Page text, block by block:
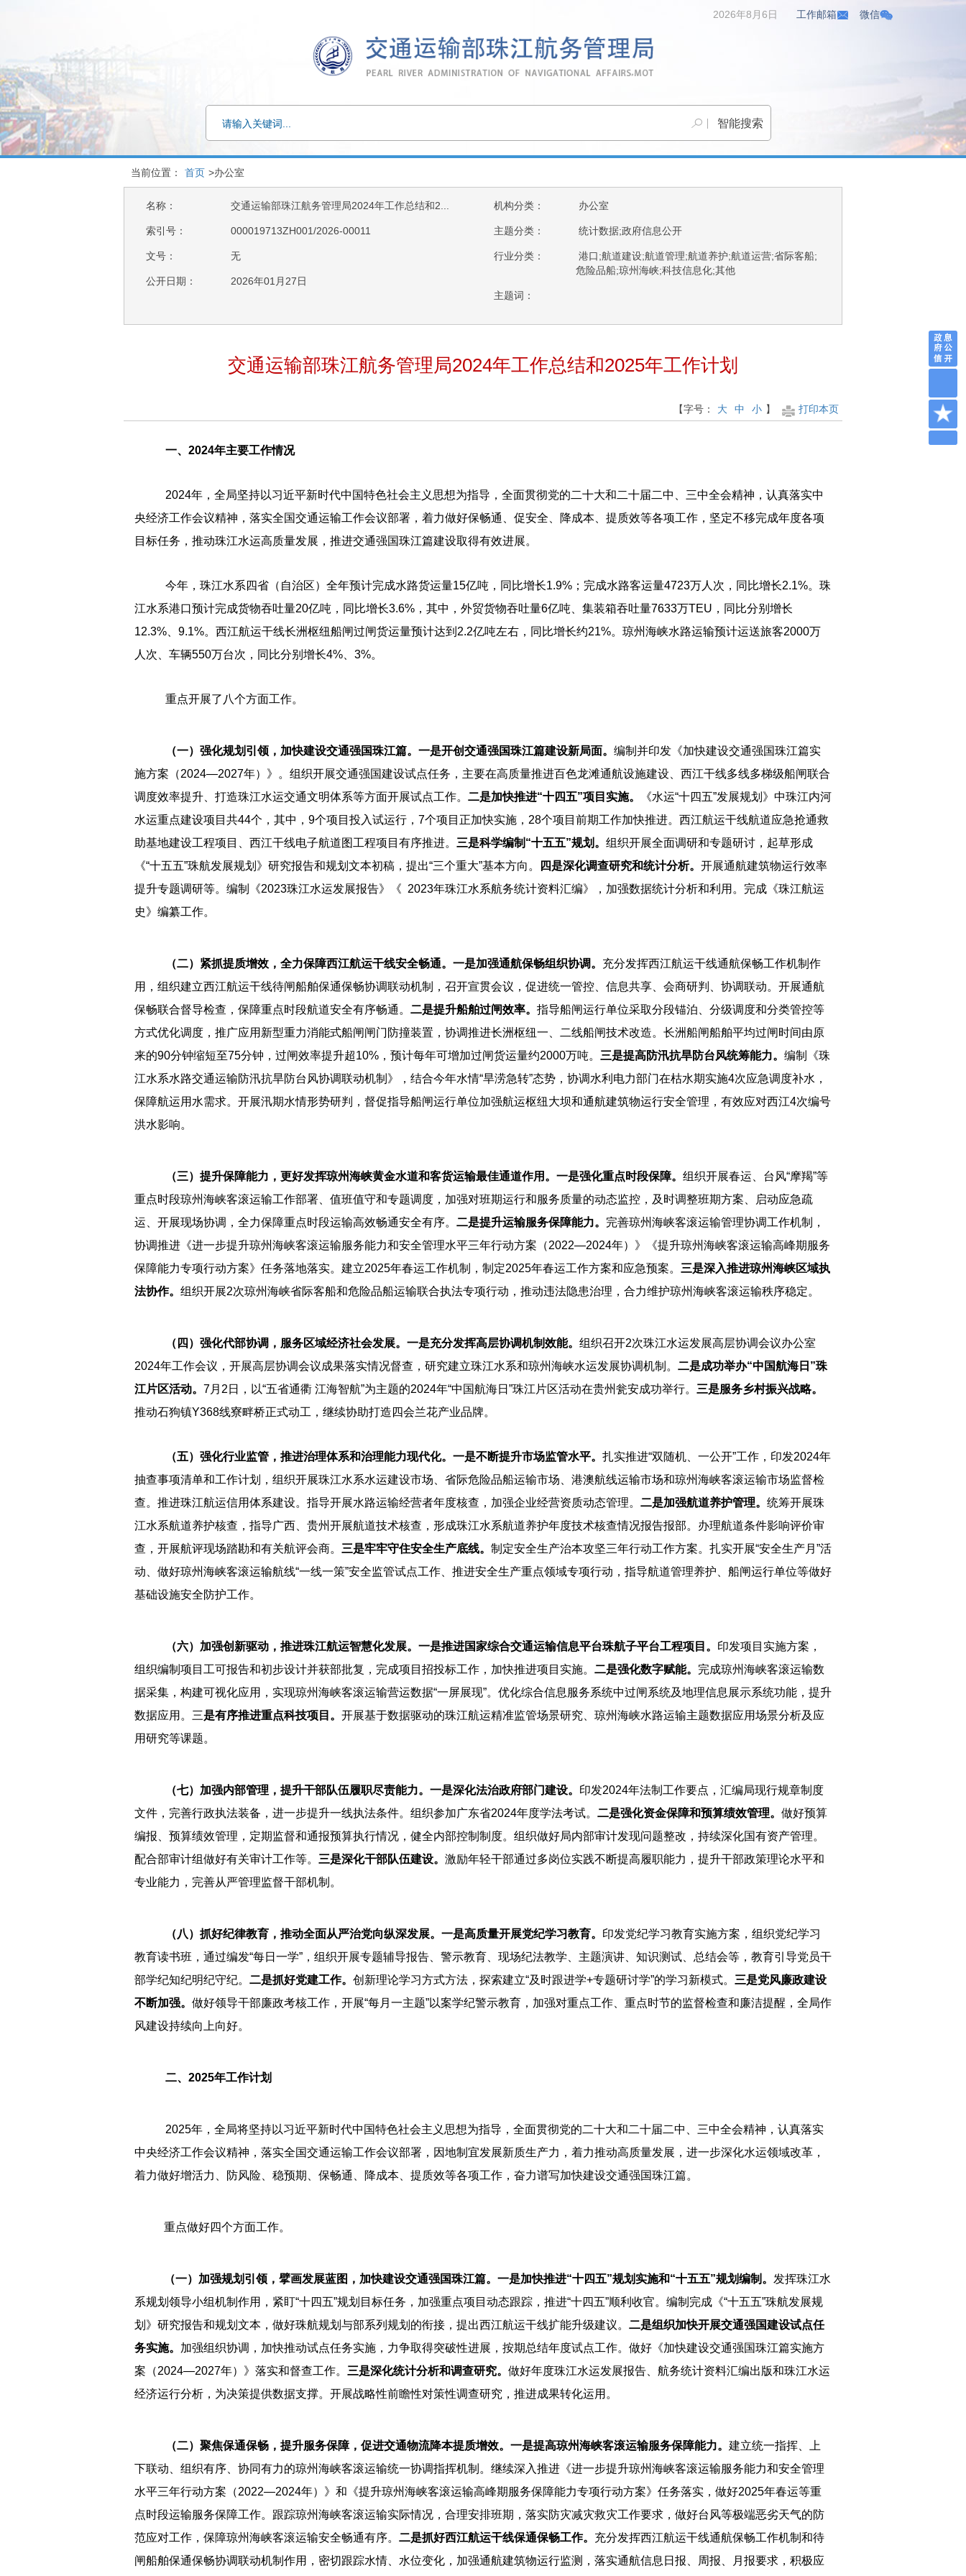
2026年8月6日 工作邮箱 微信
当前位置： 首页 >办公室
名称： 交通运输部珠江航务管理局2024年工作总结和2...
索引号： 000019713ZH001/2026-00011
文号： 无
公开日期： 2026年01月27日
机构分类： 办公室
主题分类： 统计数据;政府信息公开
行业分类：
港口;航道建设;航道管理;航道养护;航道运营;省际客船;
危险品船;琼州海峡;科技信息化;其他
主题词：
交通运输部珠江航务管理局2024年工作总结和2025年工作计划
【字号： 大 中 小 】 打印本页
一、2024年主要工作情况
2024年，全局坚持以习近平新时代中国特色社会主义思想为指导，全面贯彻党的二十大和二十届二中、三中全会精神，认真落实中
央经济工作会议精神，落实全国交通运输工作会议部署，着力做好保畅通、促安全、降成本、提质效等各项工作，坚定不移完成年度各项
目标任务，推动珠江水运高质量发展，推进交通强国珠江篇建设取得有效进展。
今年，珠江水系四省（自治区）全年预计完成水路货运量15亿吨，同比增长1.9%；完成水路客运量4723万人次，同比增长2.1%。珠
江水系港口预计完成货物吞吐量20亿吨，同比增长3.6%，其中，外贸货物吞吐量6亿吨、集装箱吞吐量7633万TEU，同比分别增长
12.3%、9.1%。西江航运干线长洲枢纽船闸过闸货运量预计达到2.2亿吨左右，同比增长约21%。琼州海峡水路运输预计运送旅客2000万
人次、车辆550万台次，同比分别增长4%、3%。
重点开展了八个方面工作。
（一）强化规划引领，加快建设交通强国珠江篇。 一是开创交通强国珠江篇建设新局面。 编制并印发《加快建设交通强国珠江篇实
施方案（2024—2027年）》。组织开展交通强国建设试点任务，主要在高质量推进百色龙滩通航设施建设、西江干线多线多梯级船闸联合
调度效率提升、打造珠江水运交通文明体系等方面开展试点工作。 二是加快推进“十四五”项目实施。
《水运“十四五”发展规划》中珠江内河
水运重点建设项目共44个，其中，9个项目投入试运行，7个项目正加快实施，28个项目前期工作加快推进。西江航运干线航道应急抢通救
助基地建设工程项目、西江干线电子航道图工程项目有序推进。 三是科学编制“十五五”规划。 组织开展全面调研和专题研讨，起草形成
《“十五五”珠航发展规划》研究报告和规划文本初稿，提出“三个重大”基本方向。
四是深化调查研究和统计分析。 开展通航建筑物运行效率
提升专题调研等。编制《2023珠江水运发展报告》《 2023年珠江水系航务统计资料汇编》，加强数据统计分析和利用。完成《珠江航运
史》编纂工作。
（二）紧抓提质增效，全力保障西江航运干线安全畅通。 一是加强通航保畅组织协调。 充分发挥西江航运干线通航保畅工作机制作
用，组织建立西江航运干线待闸船舶保通保畅协调联动机制，召开宣贯会议，促进统一管控、信息共享、会商研判、协调联动。开展通航
保畅联合督导检查，保障重点时段航道安全有序畅通。 二是提升船舶过闸效率。 指导船闸运行单位采取分段锚泊、分级调度和分类管控等
方式优化调度，推广应用新型重力消能式船闸闸门防撞装置，协调推进长洲枢纽一、二线船闸技术改造。长洲船闸船舶平均过闸时间由原
来的90分钟缩短至75分钟，过闸效率提升超10%，预计每年可增加过闸货运量约2000万吨。 三是提高防汛抗旱防台风统筹能力。 编制《珠
江水系水路交通运输防汛抗旱防台风协调联动机制》，结合今年水情“旱涝急转”态势，协调水利电力部门在枯水期实施4次应急调度补水，
保障航运用水需求。开展汛期水情形势研判，督促指导船闸运行单位加强航运枢纽大坝和通航建筑物运行安全管理，有效应对西江4次编号
洪水影响。
（三）提升保障能力，更好发挥琼州海峡黄金水道和客货运输最佳通道作用。 一是强化重点时段保障。 组织开展春运、台风“摩羯”等
重点时段琼州海峡客滚运输工作部署、值班值守和专题调度，加强对班期运行和服务质量的动态监控，及时调整班期方案、启动应急疏
运、开展现场协调，全力保障重点时段运输高效畅通安全有序。 二是提升运输服务保障能力。 完善琼州海峡客滚运输管理协调工作机制，
协调推进《进一步提升琼州海峡客滚运输服务能力和安全管理水平三年行动方案（2022—2024年）》《提升琼州海峡客滚运输高峰期服务
保障能力专项行动方案》任务落地落实。建立2025年春运工作机制，制定2025年春运工作方案和应急预案。 三是深入推进琼州海峡区域执
法协作。 组织开展2次琼州海峡省际客船和危险品船运输联合执法专项行动，推动违法隐患治理，合力维护琼州海峡客滚运输秩序稳定。
（四）强化代部协调，服务区域经济社会发展。 一是充分发挥高层协调机制效能。 组织召开2次珠江水运发展高层协调会议办公室
2024年工作会议，开展高层协调会议成果落实情况督查，研究建立珠江水系和琼州海峡水运发展协调机制。 二是成功举办“中国航海日”珠
江片区活动。 7月2日，以“五省通衢 江海智航”为主题的2024年“中国航海日”珠江片区活动在贵州瓮安成功举行。 三是服务乡村振兴战略。
推动石狗镇Y368线寮畔桥正式动工，继续协助打造四会兰花产业品牌。
（五）强化行业监管，推进治理体系和治理能力现代化。 一是不断提升市场监管水平。 扎实推进“双随机、一公开”工作，印发2024年
抽查事项清单和工作计划，组织开展珠江水系水运建设市场、省际危险品船运输市场、港澳航线运输市场和琼州海峡客滚运输市场监督检
查。推进珠江航运信用体系建设。指导开展水路运输经营者年度核查，加强企业经营资质动态管理。 二是加强航道养护管理。 统筹开展珠
江水系航道养护核查，指导广西、贵州开展航道技术核查，形成珠江水系航道养护年度技术核查情况报告报部。办理航道条件影响评价审
查，开展航评现场踏勘和有关航评会商。 三是牢牢守住安全生产底线。 制定安全生产治本攻坚三年行动工作方案。扎实开展“安全生产月”活
动、做好琼州海峡客滚运输航线“一线一策”安全监管试点工作、推进安全生产重点领域专项行动，指导航道管理养护、船闸运行单位等做好
基础设施安全防护工作。
（六）加强创新驱动，推进珠江航运智慧化发展。 一是推进国家综合交通运输信息平台珠航子平台工程项目。 印发项目实施方案，
组织编制项目工可报告和初步设计并获部批复，完成项目招投标工作，加快推进项目实施。 二是强化数字赋能。 完成琼州海峡客滚运输数
据采集，构建可视化应用，实现琼州海峡客滚运输营运数据“一屏展现”。优化综合信息服务系统中过闸系统及地理信息展示系统功能，提升
数据应用。三是有序推进重点科技项目。 开展基于数据驱动的珠江航运精准监管场景研究、琼州海峡水路运输主题数据应用场景分析及应
用研究等课题。
（七）加强内部管理，提升干部队伍履职尽责能力。 一是深化法治政府部门建设。 印发2024年法制工作要点，汇编局现行规章制度
文件，完善行政执法装备，进一步提升一线执法条件。组织参加广东省2024年度学法考试。 二是强化资金保障和预算绩效管理。 做好预算
编报、预算绩效管理，定期监督和通报预算执行情况，健全内部控制制度。组织做好局内部审计发现问题整改，持续深化国有资产管理。
配合部审计组做好有关审计工作等。 三是深化干部队伍建设。 激励年轻干部通过多岗位实践不断提高履职能力，提升干部政策理论水平和
专业能力，完善从严管理监督干部机制。
（八）抓好纪律教育，推动全面从严治党向纵深发展。 一是高质量开展党纪学习教育。 印发党纪学习教育实施方案，组织党纪学习
教育读书班，通过编发“每日一学”，组织开展专题辅导报告、警示教育、现场纪法教学、主题演讲、知识测试、总结会等，教育引导党员干
部学纪知纪明纪守纪。 二是抓好党建工作。 创新理论学习方式方法，探索建立“及时跟进学+专题研讨学”的学习新模式。 三是党风廉政建设
不断加强。 做好领导干部廉政考核工作，开展“每月一主题”以案学纪警示教育，加强对重点工作、重点时节的监督检查和廉洁提醒，全局作
风建设持续向上向好。
二、2025年工作计划
2025年，全局将坚持以习近平新时代中国特色社会主义思想为指导，全面贯彻党的二十大和二十届二中、三中全会精神，认真落实
中央经济工作会议精神，落实全国交通运输工作会议部署，因地制宜发展新质生产力，着力推动高质量发展，进一步深化水运领域改革，
着力做好增活力、防风险、稳预期、保畅通、降成本、提质效等各项工作，奋力谱写加快建设交通强国珠江篇。
重点做好四个方面工作。
（一） 加强规划引领，擘画发展蓝图，加快建设交通强国珠江篇。 一是加快推进“十四五”规划实施和“十五五”规划编制。 发挥珠江水
系规划领导小组机制作用，紧盯“十四五”规划目标任务，加强重点项目动态跟踪，推进“十四五”顺利收官。编制完成《“十五五”珠航发展规
划》研究报告和规划文本，做好珠航规划与部系列规划的衔接，提出西江航运干线扩能升级建议。 二是组织加快开展交通强国建设试点任
务实施。 加强组织协调，加快推动试点任务实施，力争取得突破性进展，按期总结年度试点工作。做好《加快建设交通强国珠江篇实施方
案（2024—2027年）》落实和督查工作。 三是深化统计分析和调查研究。 做好年度珠江水运发展报告、航务统计资料汇编出版和珠江水运
经济运行分析，为决策提供数据支撑。开展战略性前瞻性对策性调查研究，推进成果转化运用。
（二）聚焦保通保畅 ， 提升服务保障，促进交通物流降本提质增效。 一是提高琼州海峡客滚运输服务保障能力。 建立统一指挥、上
下联动、组织有序、协同有力的琼州海峡客滚运输统一协调指挥机制。继续深入推进《进一步提升琼州海峡客滚运输服务能力和安全管理
水平三年行动方案（2022—2024年）》和《提升琼州海峡客滚运输高峰期服务保障能力专项行动方案》任务落实，做好2025年春运等重
点时段运输服务保障工作。跟踪琼州海峡客滚运输实际情况，合理安排班期，落实防灾减灾救灾工作要求，做好台风等极端恶劣天气的防
范应对工作，保障琼州海峡客滚运输安全畅通有序。 二是抓好西江航运干线保通保畅工作。 充分发挥西江航运干线通航保畅工作机制和待
闸船舶保通保畅协调联动机制作用，密切跟踪水情、水位变化，加强通航建筑物运行监测，落实通航信息日报、周报、月报要求，积极应